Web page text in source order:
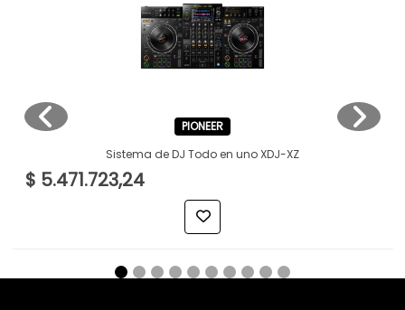
PIONEER
Sistema de DJ Todo en uno XDJ-XZ
$ 5.471.723,24